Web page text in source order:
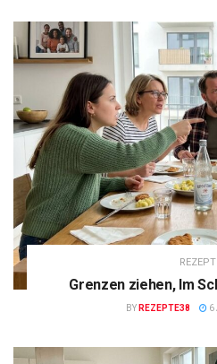
Grenzen ziehen, Im
BY REZEPTE38 6